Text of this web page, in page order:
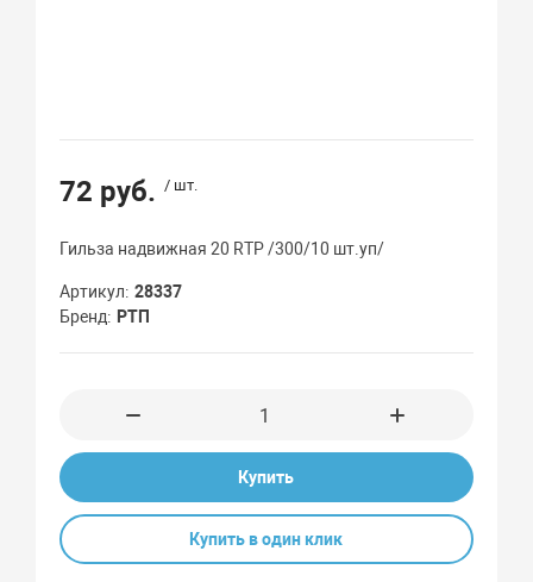
72 руб. / шт.
Гильза надвижная 20 RTP /300/10 шт.уп/
Артикул 28337
Бренд
РТП
Купить
Купить в один клик